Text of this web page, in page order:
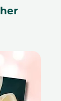
Zrušení
učinit
mohou